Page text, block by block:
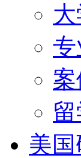
专
美